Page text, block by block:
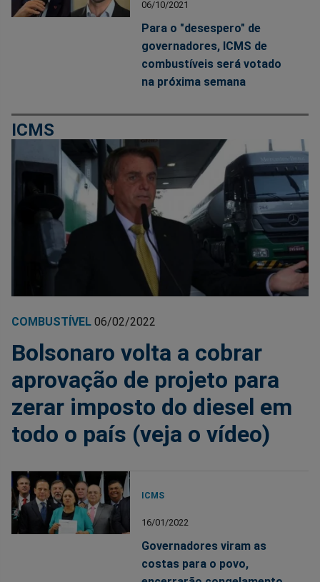
06/10/2021
Para o "desespero" de
governadores, ICMS de
combustíveis será votado
na próxima semana
ICMS
COMBUSTÍVEL 06/02/2022
Bolsonaro volta a cobrar
aprovação de projeto para
zerar imposto do diesel em
todo o país (veja o vídeo)
ICMS
16/01/2022
Governadores viram as
costas para o povo,